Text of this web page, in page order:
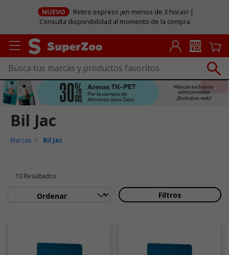
NUEVO
Retiro express ¡en menos de 3 horas! |
Consulta disponibilidad al momento de la compra
Bil Jac
Marcas Bil Jac
10 Resultados
Filtros